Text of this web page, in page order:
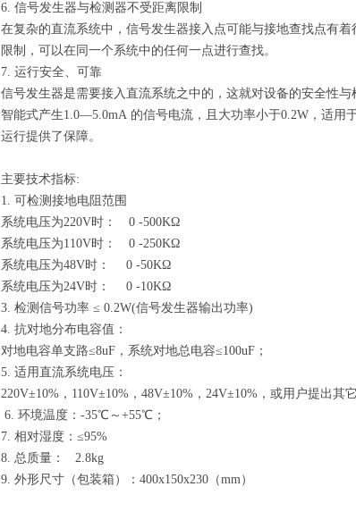
6. 信号发生器与检测器不受距离限制
在复杂的直流系统中，信号发生器接入点可能与接地查找点有
限制，可以在同一个系统中的任何一点进行查找。
7. 运行安全、可靠
信号发生器是需要接入直流系统之中的，这就对设备的安全性
智能式产生1.0—5.0mA 的信号电流，且大功率小于0.2W，适用
运行提供了保障。
主要技术指标:
1. 可检测接地电阻范围
系统电压为220V时： 0 -500KΩ
系统电压为110V时： 0 -250KΩ
系统电压为48V时： 0 -50KΩ
系统电压为24V时： 0 -10KΩ
3. 检测信号功率 ≤ 0.2W(信号发生器输出功率)
4. 抗对地分布电容值：
对地电容单支路≤8uF，系统对地总电容≤100uF；
5. 适用直流系统电压：
220V±10%，110V±10%，48V±10%，24V±10%，或用户提出其
6. 环境温度：-35℃～+55℃；
7. 相对湿度：≤95%
8. 总质量： 2.8kg
9. 外形尺寸（包装箱）：400x150x230（mm）